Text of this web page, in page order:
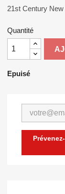
21st Century
Quantité
Epuisé